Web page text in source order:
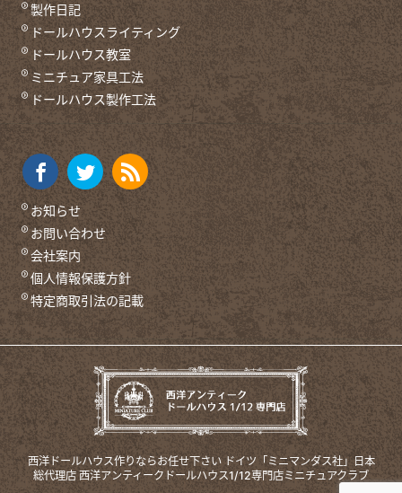
製作日記
ドールハウスライティング
ドールハウス教室
ミニチュア家具工法
ドールハウス製作工法
お知らせ
お問い合わせ
会社案内
個人情報保護方針
特定商取引法の記載
西洋ドールハウス作りならお任せ下さいドイツ「ミニマンダス社」日本
総代理店 西洋アンティークドールハウス1/12専門店ミニチュアクラブ